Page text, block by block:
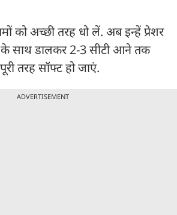
अच्छी तरह धो लें. अब इन्हें प्रेशर
साथ डालकर 2-3 सीटी आने तक
तरह सॉफ्ट हो जाएं.
ADVERTISEMENT